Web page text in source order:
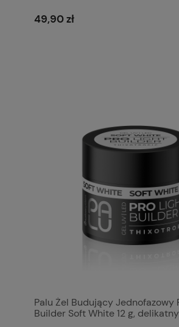
49,90 zł
Palu Żel Budujący Jednofazowy
Builder Soft White 12 g,